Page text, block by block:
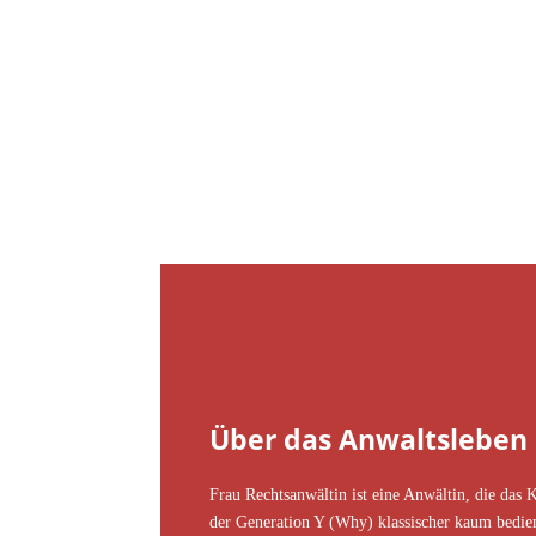
Über das Anwaltsleben
Frau Rechtsanwältin ist eine Anwältin, die das
der Generation Y (Why) klassischer kaum